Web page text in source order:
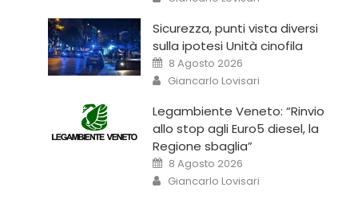
Sicurezza, punti vista diversi
sulla ipotesi Unità cinofila
8 Agosto 2026
Giancarlo Lovisari
Legambiente Veneto: “Rinvio
allo stop agli Euro5 diesel, la
Regione sbaglia”
8 Agosto 2026
Giancarlo Lovisari